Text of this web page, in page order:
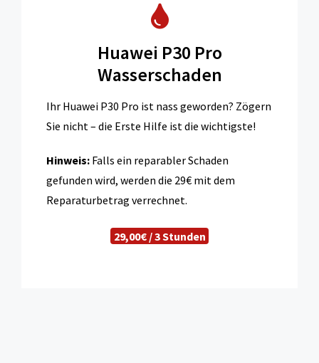
Huawei P30 Pro
Wasserschaden
Ihr Huawei P30 Pro ist nass geworden? Zögern
Sie nicht – die Erste Hilfe ist die wichtigste!
Hinweis: Falls ein reparabler Schaden
gefunden wird, werden die 29€ mit dem
Reparaturbetrag verrechnet.
29,00€ / 3 Stunden